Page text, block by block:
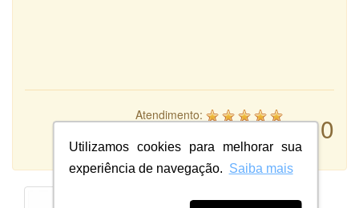
Utilizamos cookies para melhorar sua
experiência de navegação. Saiba mais
10
Atendimento:
Sistema: